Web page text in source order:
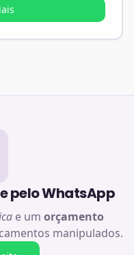
pelo WhatsApp
e um orçamento
manipulados.